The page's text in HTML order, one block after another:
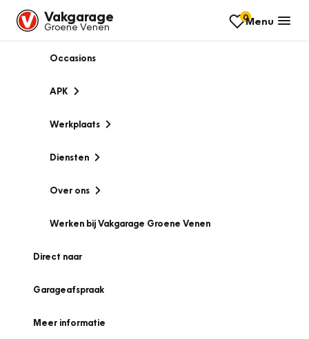
Vakgarage
Groene Venen
0Menu
Occasions
APK
Werkplaats
Diensten
Over ons
Werken bij Vakgarage Groene Venen
Direct naar
Garageafspraak
Meer informatie